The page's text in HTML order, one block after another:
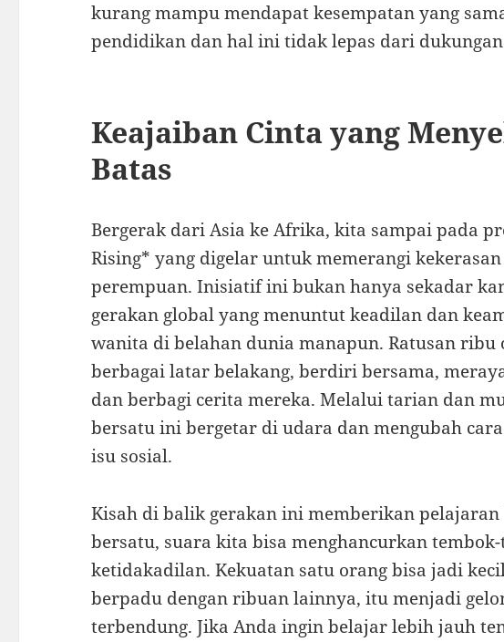
kurang mampu mendapat kesempatan yang
pendidikan dan hal ini tidak lepas dari
Keajaiban Cinta yang
Batas
Bergerak dari Asia ke Afrika, kita sampai pada
Rising* yang digelar untuk memerangi
perempuan. Inisiatif ini bukan hanya sekadar
gerakan global yang menuntut keadilan dan
wanita di belahan dunia manapun. Ratusan ribu
berbagai latar belakang, berdiri bersama,
dan berbagi cerita mereka. Melalui tarian dan
bersatu ini bergetar di udara dan mengubah
isu sosial.
Kisah di balik gerakan ini memberikan
bersatu, suara kita bisa menghancurkan
ketidakadilan. Kekuatan satu orang bisa jadi
berpadu dengan ribuan lainnya, itu menjadi
terbendung. Jika Anda ingin belajar lebih jauh